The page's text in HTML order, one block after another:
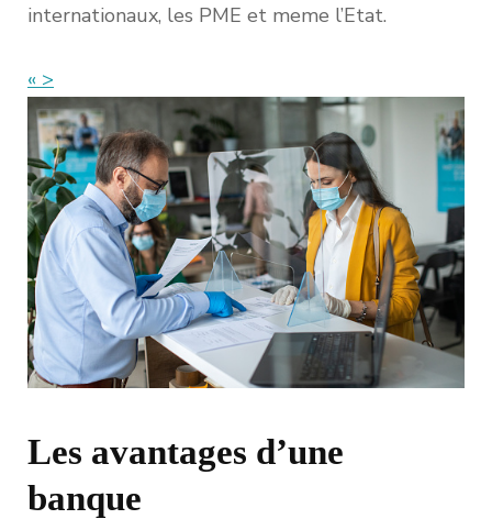
internationaux, les PME et meme l’Etat.
« >
Les avantages d’une
banque